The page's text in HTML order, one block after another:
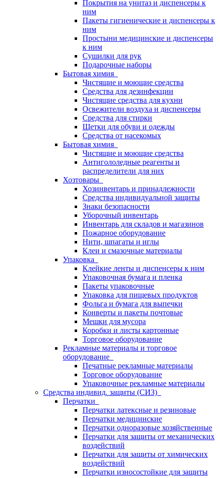
Покрытия на унитаз и диспенсеры к
ним
Пакеты гигиенические и диспенсеры к
ним
Простыни медицинские и диспенсеры
к ним
Сушилки для рук
Подарочные наборы
Бытовая химия
Чистящие и моющие средства
Средства для дезинфекции
Чистящие средства для кухни
Освежители воздуха и диспенсеры
Средства для стирки
Щетки для обуви и одежды
Средства от насекомых
Бытовая химия
Чистящие и моющие средства
Антигололедные реагенты и
распределители для них
Хозтовары
Хозинвентарь и принадлежности
Средства индивидуальной защиты
Знаки безопасности
Уборочный инвентарь
Инвентарь для складов и магазинов
Пожарное оборудование
Нити, шпагаты и иглы
Клеи и смазочные материалы
Упаковка
Клейкие ленты и диспенсеры к ним
Упаковочная бумага и пленка
Пакеты упаковочные
Упаковка для пищевых продуктов
Фольга и бумага для выпечки
Конверты и пакеты почтовые
Мешки для мусора
Коробки и листы картонные
Торговое оборудование
Рекламные материалы и торговое
оборудование
Печатные рекламные материалы
Торговое оборудование
Упаковочные рекламные материалы
Средства индивид. защиты (СИЗ)
Перчатки
Перчатки латексные и резиновые
Перчатки медицинские
Перчатки одноразовые хозяйственные
Перчатки для защиты от механических
воздействий
Перчатки для защиты от химических
воздействий
Перчатки износостойкие для защиты